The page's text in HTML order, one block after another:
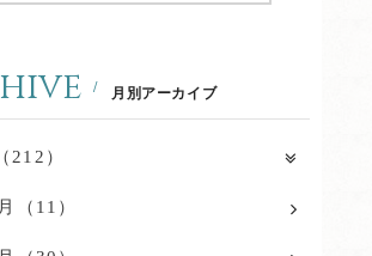
月別アーカイブ
212）
（11）